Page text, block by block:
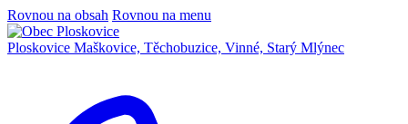
Rovnou na obsah Rovnou na menu
Ploskovice Maškovice, Těchobuzice, Vinné, Starý Mlýnec